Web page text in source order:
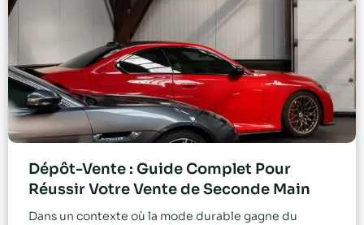
Dépôt-Vente : Guide Complet Pour
Réussir Votre Vente de Seconde Main
Dans un contexte où la mode durable gagne du